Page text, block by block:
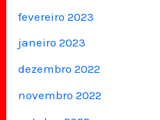
fevereiro 2023
janeiro 2023
dezembro 2022
novembro 2022